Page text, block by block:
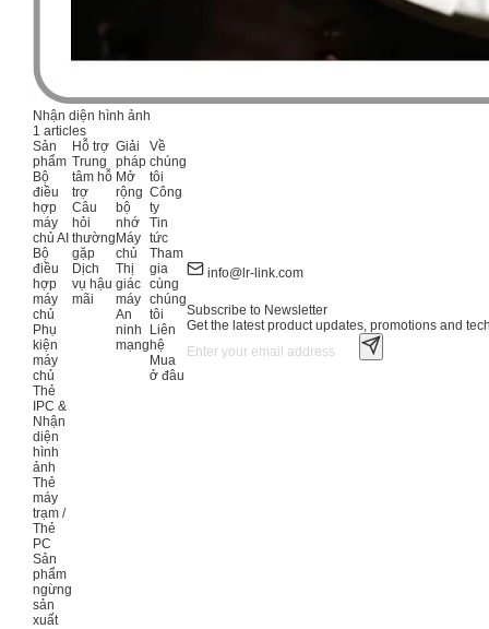
Nhận diện hình ảnh
1 articles
Sản
phẩm
Bộ
điều
hợp
máy
chủ AI
Bộ
điều
hợp
máy
chủ
Phụ
kiện
máy
chủ
Thẻ
IPC &
Nhận
diện
hình
ảnh
Thẻ
máy
trạm /
Thẻ
PC
Sản
phẩm
ngừng
sản
xuất
Hỗ trợ
Trung
tâm hỗ
trợ
Câu
hỏi
thường
gặp
Dịch
vụ hậu
mãi
Giải
pháp
Mở
rộng
bộ
nhớ
Máy
chủ
Thị
giác
máy
An
ninh
mạng
Về
chúng
tôi
Công
ty
Tin
tức
Tham
gia
cùng
chúng
tôi
Liên
hệ
Mua
ở đâu
info@lr-link.com
Subscribe to Newsletter
Get the latest product updates, promotions and